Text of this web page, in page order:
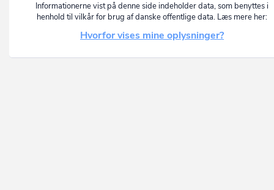
Informationerne vist på denne side indeholder data, som benyttes i
henhold til vilkår for brug af danske offentlige data. Læs mere her:
Hvorfor vises mine oplysninger?